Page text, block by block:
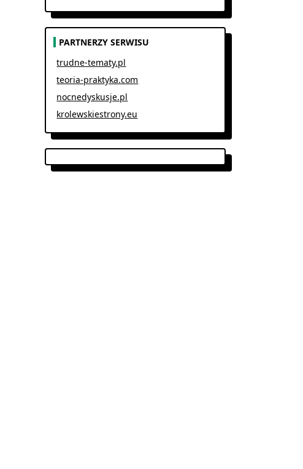
PARTNERZY SERWISU
trudne-tematy.pl
teoria-praktyka.com
nocnedyskusje.pl
krolewskiestrony.eu